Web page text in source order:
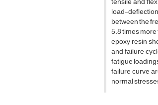
load-
between the
5.8 times
epoxy resin
and failure
fatigue
failure curve
normal